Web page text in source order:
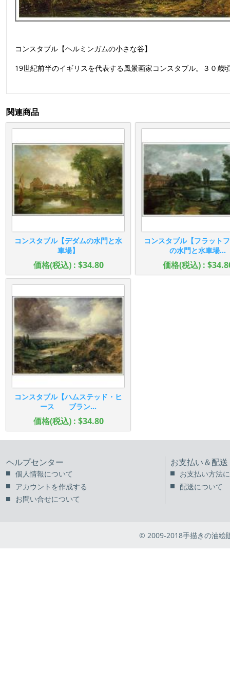
コンスタブル【ヘルミンガムの小さな谷】
19世紀前半のイギリスを代表する風景画家コンスタブル。３０
関連商品
コンスタブル【デダムの水門と水
車場】
価格(税込) : $34.80
コンスタブル【フラット
の水門と水車場...
価格(税込) :
コンスタブル【ハムステッド・ヒ
ース ブラン...
価格(税込) : $34.80
ヘルプセンター
個人情報について
アカウントを作成する
お問い合せについて
お支払い＆配送
お支払い方法
配送について
© 2009-2018手描きの油絵